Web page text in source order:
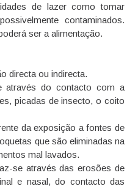
de lazer como tomar
contaminados.
ser a alimentação.
directa ou indirecta.
através do contacto com a
picadas de insecto, o coito
da exposição a fontes de
que são eliminadas na
mal lavados.
se através das erosões de
e nasal, do contacto das